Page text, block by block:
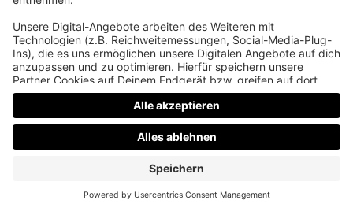
Liebeskomödie.
DatenschutzImpressumAGBsJobsKontaktWerben